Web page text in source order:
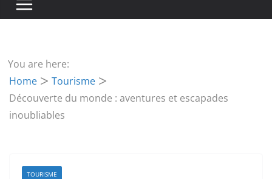
n
You are here:
Home
Tourisme
Découverte du monde : aventures et escapades
inoubliables
TOURISME